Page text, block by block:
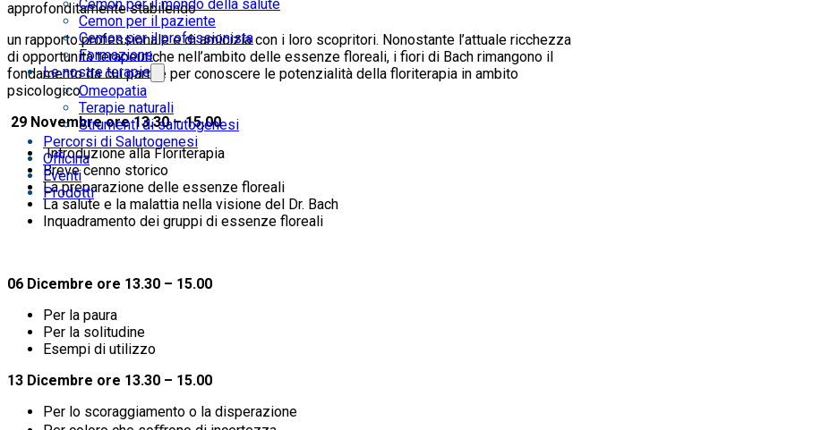
Cemon per il mondo della salute
Cemon per il paziente
Cemon per il professionista
Formazione
Le nostre terapie
Omeopatia
Terapie naturali
Strumenti di salutogenesi
Percorsi di Salutogenesi
Officina
Eventi
Prodotti
approfonditamente stabilendo
un rapporto professionale e di amicizia con i loro scopritori. Nonostante l’attuale ricchezza
di opportunità terapeutiche nell’ambito delle essenze floreali, i fiori di Bach rimangono il
fondamento da cui partire per conoscere le potenzialità della floriterapia in ambito
psicologico.
29 Novembre ore 13.30 – 15.00
Introduzione alla Floriterapia
Breve cenno storico
La preparazione delle essenze floreali
La salute e la malattia nella visione del Dr. Bach
Inquadramento dei gruppi di essenze floreali
06 Dicembre ore 13.30 – 15.00
Per la paura
Per la solitudine
Esempi di utilizzo
13 Dicembre ore 13.30 – 15.00
Per lo scoraggiamento o la disperazione